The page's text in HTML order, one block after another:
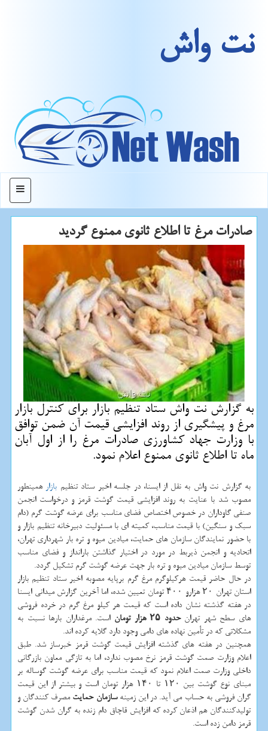
نت واش
منو
صادرات مرغ تا اطلاع ثانوی ممنوع گردید
به گزارش نت واش ستاد تنظیم بازار برای كنترل بازار
مرغ و پیشگیری از روند افزایشی قیمت آن ضمن توافق
با وزارت جهاد كشاورزی صادرات مرغ را از اول آبان
ماه تا اطلاع ثانوی ممنوع اعلام نمود.
به گزارش نت واش به نقل از ایسنا، در جلسه اخیر ستاد تنظیم بازار همینطور
مصوب شد با عنایت به روند افزایشی قیمت گوشت قرمز و درخواست انجمن
صنفی گاوداران در خصوص اختصاص فضای مناسب برای عرضه گوشت گرم (دام
سبک و سنگین) با قیمت مناسب، کمیته ای با مسئولیت دبیرخانه تنظیم بازار و
با حضور نمایندگان سازمان های حمایت، میادین میوه و تره بار شهرداری تهران،
اتحادیه و انجمن ذیربط در مورد در اختیار گذاشتن بارانداز و فضای مناسب
توسط سازمان میادین میوه و تره بار جهت عرضه گوشت گرم تشکیل گردد.
در حال حاضر قیمت هرکیلوگرم مرغ گرم برپایه مصوبه اخیر ستاد تنظیم بازار
استان تهران ۲۰ هزارو ۴۰۰ تومان تعیین شده، اما آخرین گزارش میدانی ایسنا
در هفته گذشته نشان داده است که قیمت هر کیلو مرغ گرم در خرده فروشی
های سطح شهر تهرانحدود ۲۵ هزار تومان
است. مرغداران بارها نسبت به
مشکلاتی که در تأمین نهاده های دامی وجود دارد گلایه کرده اند.
همچنین در هفته های گذشته افزایش قیمت گوشت قرمز خبرساز شد. طبق
اعلام وزارت صمت گوشت قرمز نرخ مصوب ندارد، اما به تازگی معاون بازرگانی
داخلی وزارت صمت اعلام نمود که قیمت مناسب برای عرضه گوشت گوساله بر
مبنای نوع گوشت بین ۱۲۰ تا ۱۴۰ هزار تومان است و بیشتر از این قیمت
گران فروشی به حساب می آید. در این زمینهسازمان حمایتمصرف کنندگان و
تولیدکنندگان هم اذعان کرده که افزایش قاچاق دام زنده به گران شدن گوشت
قرمز دامن زده است.